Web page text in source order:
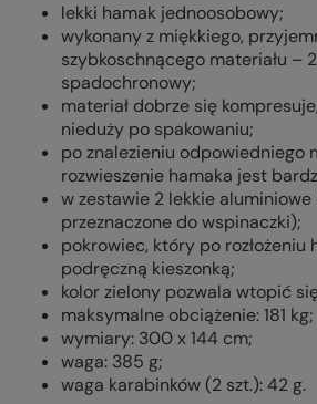
lekki hamak jednoosobowy;
wykonany z miękkiego,
szybkoschnącego materiału –
spadochronowy;
materiał dobrze się
nieduży po spakowaniu;
po znalezieniu odpowiedniego
rozwieszenie hamaka jest
w zestawie 2 lekkie
przeznaczone do wspinaczki);
pokrowiec, który po rozłożeniu
podręczną kieszonką;
kolor zielony pozwala wtopić
maksymalne obciążenie: 181 kg;
wymiary: 300 x 144 cm;
waga: 385 g;
waga karabinków (2 szt.): 42 g.